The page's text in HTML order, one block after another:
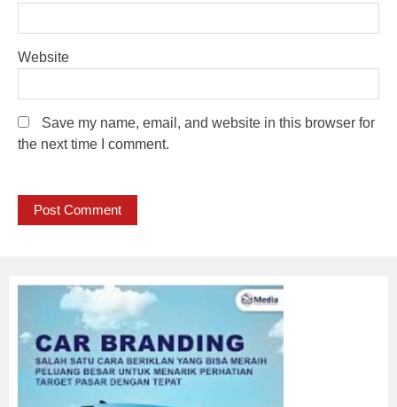
Website
Save my name, email, and website in this browser for
the next time I comment.